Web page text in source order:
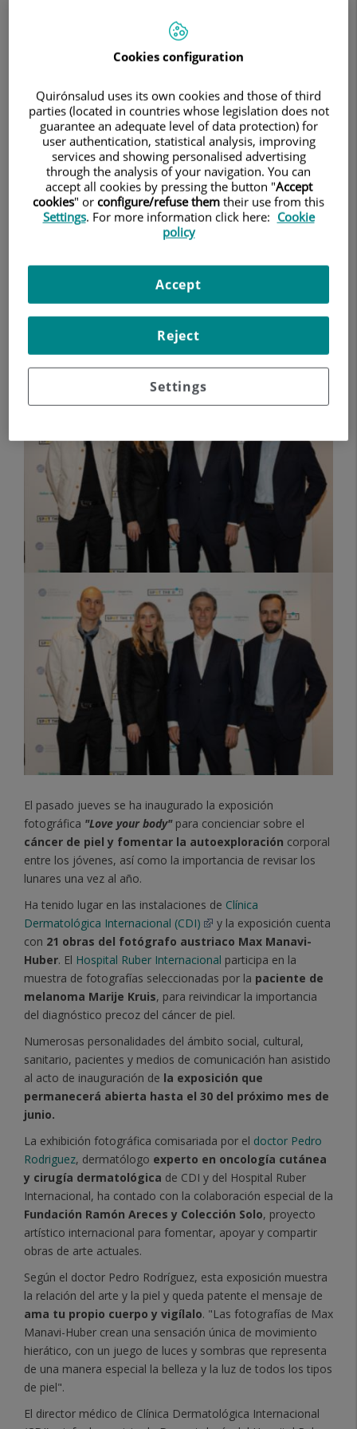
exposición fotográfica “Love your body” para concienciar
News
Clínica Dermatológica
Internacional (CDI) inaugura la
exposición fotográfica “Love your
body” para concienciar sobre el
cáncer de piel
El Hospital Ruber Internacional participa en
la paciente de melanoma Marije Kruis para
reivindicar la importancia del diagnóstico
precoz del cáncer de piel
DERMATOLOGÍA MÉDICO-QUIRÚRGICA Y
VENEREOLOGÍA
El pasado jueves se ha inaugurado la exposición
fotográfica "Love your body"para concienciar sobre el
cáncer de piel y fomentar la autoexploración corporal
entre los jóvenes, así como la importancia de revisar los
lunares una vez al año.
Ha tenido lugar en las instalaciones de Clínica
Dermatológica Internacional (CDI)
y la exposición cuenta
con 21 obras del fotógrafo austriaco Max Manavi-
Huber. El Hospital Ruber Internacional participa en la
muestra de fotografías seleccionadas por la paciente de
melanoma Marije Kruis, para reivindicar la importancia
del diagnóstico precoz del cáncer de piel.
Numerosas personalidades del ámbito social, cultural,
sanitario, pacientes y medios de comunicación han asistido
al acto de inauguración de la exposición que
permanecerá abierta hasta el 30 del próximo mes de
junio.
La exhibición fotográfica comisariada por el doctor Pedro
Rodriguez, dermatólogo experto en oncología cutánea
y cirugía dermatológica de CDI y del Hospital Ruber
Internacional, ha contado con la colaboración especial de la
Fundación Ramón Areces y Colección Solo, proyecto
artístico internacional para fomentar, apoyar y compartir
obras de arte actuales.
Según el doctor Pedro Rodríguez, esta exposición muestra
la relación del arte y la piel y queda patente el mensaje de
ama tu propio cuerpo y vigílalo. "Las fotografías de Max
Manavi-Huber crean una sensación única de movimiento
hierático, con un juego de luces y sombras que representa
de una manera especial la belleza y la luz de todos los tipos
de piel".
El director médico de Clínica Dermatológica Internacional
Cookies configuration
Quirónsalud uses its own cookies and those of third
parties (located in countries whose legislation does not
guarantee an adequate level of data protection) for
user authentication, statistical analysis, improving
services and showing personalised advertising
through the analysis of your navigation. You can
accept all cookies by pressing the button "Accept
cookies" or configure/refuse them their use from this
Settings. For more information click here: Cookie
policy
Settings
Reject
Accept